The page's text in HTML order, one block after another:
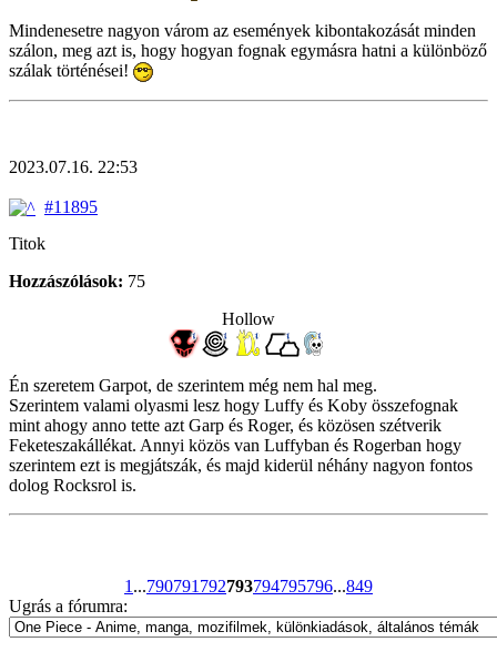
Mindenesetre nagyon várom az események kibontakozását minden
szálon, meg azt is, hogy hogyan fognak egymásra hatni a különböző
szálak történései!
2023.07.16. 22:53
#11895
Titok
Hozzászólások: 75
Hollow
Én szeretem Garpot, de szerintem még nem hal meg.
Szerintem valami olyasmi lesz hogy Luffy és Koby összefognak
mint ahogy anno tette azt Garp és Roger, és közösen szétverik
Feketeszakállékat. Annyi közös van Luffyban és Rogerban hogy
szerintem ezt is megjátszák, és majd kiderül néhány nagyon fontos
dolog Rocksrol is.
1 ...790791 792793794795796...849
Ugrás a fórumra: